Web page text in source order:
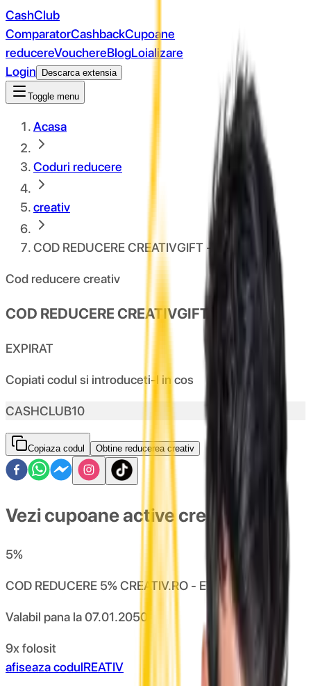
CashClub
ComparatorCashbackCupoane
reducereVouchereBlogLoializare
Login
Descarca extensia
Toggle menu
Acasa
Coduri reducere
creativ
COD REDUCERE CREATIVGIFT - 10%
Cod reducere creativ
COD REDUCERE CREATIVGIFT - 10%
EXPIRAT
Copiati codul si introduceti-l in cos
CASHCLUB10
Copiaza codul Obtine reducerea creativ
Vezi cupoane active creativ
5%
COD REDUCERE 5% CREATIV.RO - EVENIMENTE
Valabil pana la07.01.2050
9x folosit
afiseaza codulREATIV